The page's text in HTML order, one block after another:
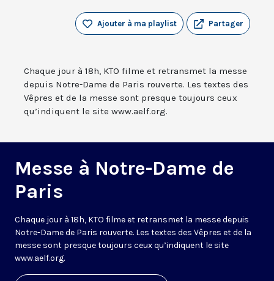
Partager
Ajouter à ma playlist
Chaque jour à 18h, KTO filme et retransmet la messe
depuis Notre-Dame de Paris rouverte. Les textes des
Vêpres et de la messe sont presque toujours ceux
qu’indiquent le site www.aelf.org.
Messe à Notre-Dame de
Paris
Chaque jour à 18h, KTO filme et retransmet la messe depuis
Notre-Dame de Paris rouverte. Les textes des Vêpres et de la
messe sont presque toujours ceux qu’indiquent le site
www.aelf.org.